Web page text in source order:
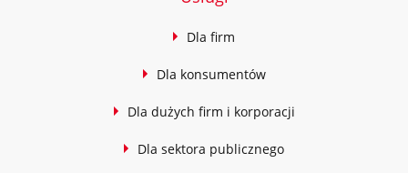
Dla firm
Dla konsumentów
Dla dużych firm i korporacji
Dla sektora publicznego